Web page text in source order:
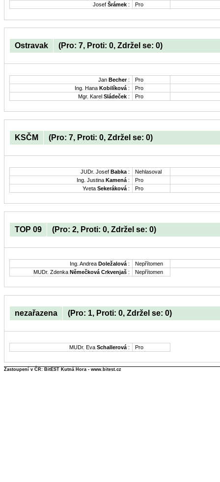
Josef Šrámek : Pro
Ostravak (Pro: 7, Proti: 0, Zdržel se: 0)
Jan Becher:
Pro
Ing. Hana Kobilíková :
Pro
Mgr. Karel Sládeček : Pro
KSČM (Pro: 7, Proti: 0, Zdržel se: 0)
JUDr. Josef Babka :
Nehlasoval
Ing. Justina Kamená :
Pro
Yveta Sekeráková : Pro
TOP 09 (Pro: 2, Proti: 0, Zdržel se: 0)
Ing. Andrea Doležalová :
Nepřítomen
MUDr. Zdenka Němečková Crkvenjaš : Nepřítomen
nezařazena (Pro: 1, Proti: 0, Zdržel se: 0)
MUDr. Eva Schallerová : Pro
Zastoupení v ČR: BitEST Kutná Hora - www.bitest.cz